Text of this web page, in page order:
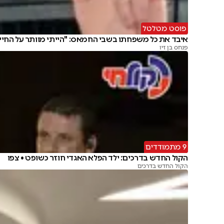
פוסט מטלטל
איבד את כל משפחתו בשבי החמאס: "הייתי מוותר על
פנחס בן זיו
9 מתמודדים
הקול החדש בדרכים: ילד הפלא האגדי חוזר כשופט • צפו
הקול החדש בדרכים